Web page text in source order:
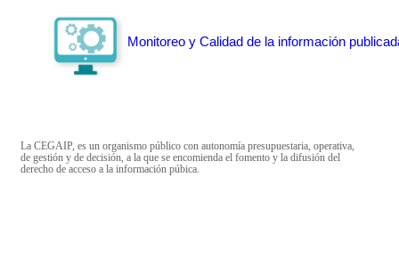
Monitoreo y Calidad de la información
La CEGAIP, es un organismo público con autonomía presupuestaria, operativa,
de gestión y de decisión, a la que se encomienda el fomento y la difusión del
derecho de acceso a la información púbica.